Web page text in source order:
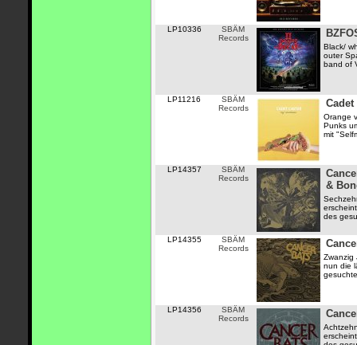
LP10336
SBÄM
Records
Black/
outer
band of
LP11216
SBÄM
Records
Orange
Punks
mit
LP14357
SBÄM
Records
&
des
LP14355
SBÄM
Records
Zwanzig
nun die
LP14356
SBÄM
Records